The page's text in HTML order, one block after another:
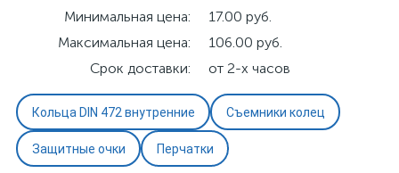
Минимальная цена:
17.00 руб.
Максимальная цена:
106.00 руб.
Срок доставки:
от 2-х часов
Кольца DIN 472 внутренние Съемники колец
Защитные очки Перчатки